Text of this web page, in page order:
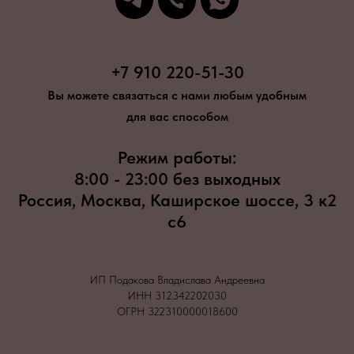
+7 910 220-51-30
Вы можете связаться с нами любым удобным
для вас способом
Режим работы:
8:00 - 23:00 без выходных
Россия, Москва, Каширское шоссе, 3 к2
с6
ИП Подакова Владислава Андреевна
ИНН 312342202030
ОГРН 322310000018600